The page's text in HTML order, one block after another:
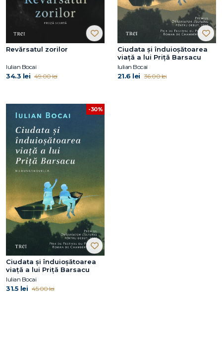
Revărsatul zorilor
Iulian Bocai
34.3 lei 49.00 lei
Ciudata și înduioșătoarea
viață a lui Priță Barsacu
Iulian Bocai
21.6 lei 36.00 lei
-30%
Ciudata și înduioșătoarea
viață a lui Priță Barsacu
Iulian Bocai
31.5 lei 45.00 lei